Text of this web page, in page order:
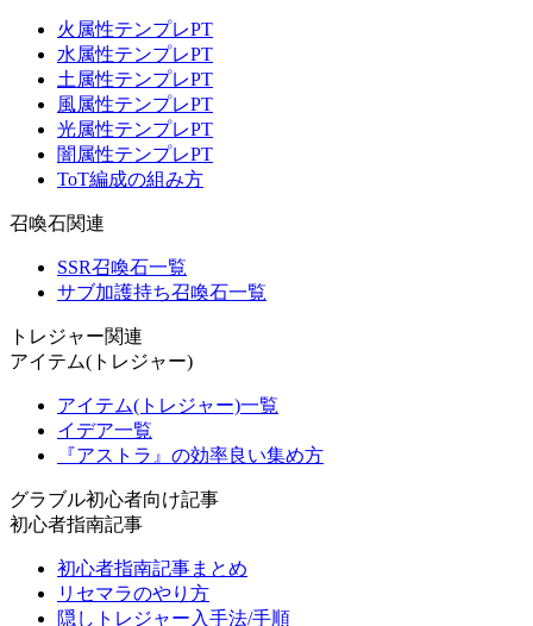
火属性テンプレPT
水属性テンプレPT
土属性テンプレPT
風属性テンプレPT
光属性テンプレPT
闇属性テンプレPT
ToT編成の組み方
召喚石関連
SSR召喚石一覧
サブ加護持ち召喚石一覧
トレジャー関連
アイテム(トレジャー)
アイテム(トレジャー)一覧
イデア一覧
『アストラ』の効率良い集め方
グラブル初心者向け記事
初心者指南記事
初心者指南記事まとめ
リセマラのやり方
隠しトレジャー入手法/手順